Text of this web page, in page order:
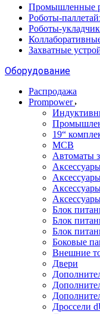
Промышленные
Роботы-
Роботы-
Захватные
Оборудование
Распродажа
Prompower
19“
MCB
Автоматы
Блок
Блок
Блок
Боковые
Внешние
Двери
Дроссели